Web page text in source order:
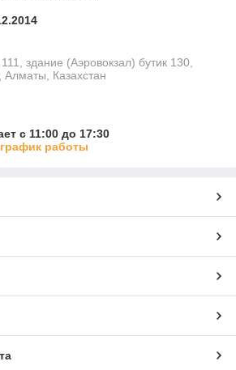
здание (Аэровокзал) бутик 130,
Алматы, Казахстан
с 11:00 до 17:30
работы